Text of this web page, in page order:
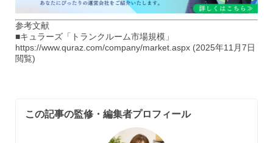
参考文献
■キュラーズ「トランクルーム市場規模」
https://www.quraz.com/company/market.aspx (2025年11月7日
閲覧)
この記事の監修・編集者プロフィール